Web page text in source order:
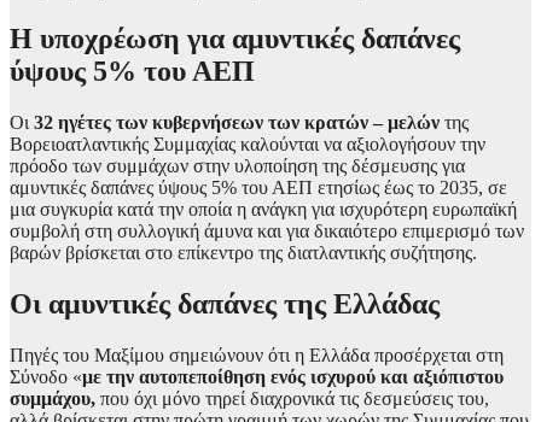
Η υποχρέωση για αμυντικές δαπάνες
ύψους 5% του ΑΕΠ
Οι 32 ηγέτες των κυβερνήσεων των κρατών – μελών της
Βορειοατλαντικής Συμμαχίας καλούνται να αξιολογήσουν την
πρόοδο των συμμάχων στην υλοποίηση της δέσμευσης για
αμυντικές δαπάνες ύψους 5% του ΑΕΠ ετησίως έως το 2035, σε
μια συγκυρία κατά την οποία η ανάγκη για ισχυρότερη ευρωπαϊκή
συμβολή στη συλλογική άμυνα και για δικαιότερο επιμερισμό των
βαρών βρίσκεται στο επίκεντρο της διατλαντικής συζήτησης.
Οι αμυντικές δαπάνες της Ελλάδας
Πηγές του Μαξίμου σημειώνουν ότι η Ελλάδα προσέρχεται στη
Σύνοδο «με την αυτοπεποίθηση ενός ισχυρού και αξιόπιστου
συμμάχου, που όχι μόνο τηρεί διαχρονικά τις δεσμεύσεις του,